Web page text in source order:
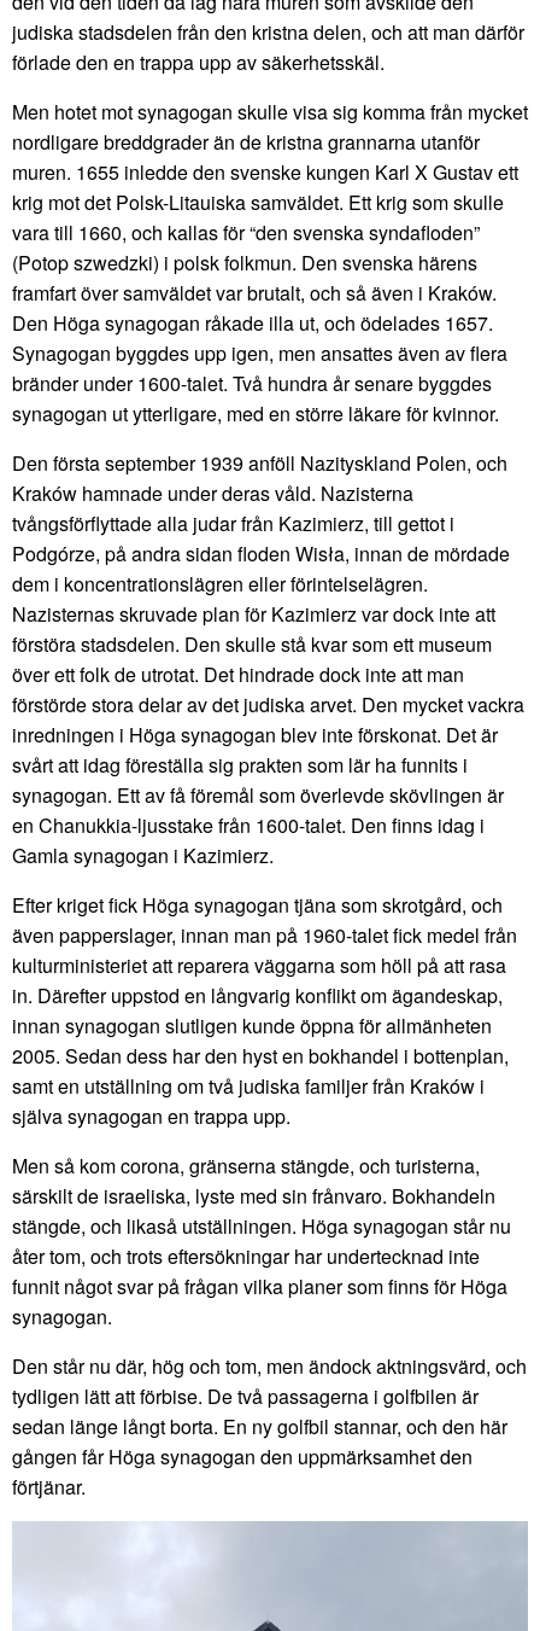
judiska stadsdelen från den kristna delen, och att man därför
förlade den en trappa upp av säkerhetsskäl.
Men hotet mot synagogan skulle visa sig komma från mycket
nordligare breddgrader än de kristna grannarna utanför
muren. 1655 inledde den svenske kungen Karl X Gustav ett
krig mot det Polsk-Litauiska samväldet. Ett krig som skulle
vara till 1660, och kallas för “den svenska syndafloden”
(Potop szwedzki) i polsk folkmun. Den svenska härens
framfart över samväldet var brutalt, och så även i Kraków.
Den Höga synagogan råkade illa ut, och ödelades 1657.
Synagogan byggdes upp igen, men ansattes även av flera
bränder under 1600-talet. Två hundra år senare byggdes
synagogan ut ytterligare, med en större läkare för kvinnor.
Den första september 1939 anföll Nazityskland Polen, och
Kraków hamnade under deras våld. Nazisterna
tvångsförflyttade alla judar från Kazimierz, till gettot i
Podgórze, på andra sidan floden Wisła, innan de mördade
dem i koncentrationslägren eller förintelselägren.
Nazisternas skruvade plan för Kazimierz var dock inte att
förstöra stadsdelen. Den skulle stå kvar som ett museum
över ett folk de utrotat. Det hindrade dock inte att man
förstörde stora delar av det judiska arvet. Den mycket vackra
inredningen i Höga synagogan blev inte förskonat. Det är
svårt att idag föreställa sig prakten som lär ha funnits i
synagogan. Ett av få föremål som överlevde skövlingen är
en Chanukkia-ljusstake från 1600-talet. Den finns idag i
Gamla synagogan i Kazimierz.
Efter kriget fick Höga synagogan tjäna som skrotgård, och
även papperslager, innan man på 1960-talet fick medel från
kulturministeriet att reparera väggarna som höll på att rasa
in. Därefter uppstod en långvarig konflikt om ägandeskap,
innan synagogan slutligen kunde öppna för allmänheten
2005. Sedan dess har den hyst en bokhandel i bottenplan,
samt en utställning om två judiska familjer från Kraków i
själva synagogan en trappa upp.
Men så kom corona, gränserna stängde, och turisterna,
särskilt de israeliska, lyste med sin frånvaro. Bokhandeln
stängde, och likaså utställningen. Höga synagogan står nu
åter tom, och trots eftersökningar har undertecknad inte
funnit något svar på frågan vilka planer som finns för Höga
synagogan.
Den står nu där, hög och tom, men ändock aktningsvärd, och
tydligen lätt att förbise. De två passagerna i golfbilen är
sedan länge långt borta. En ny golfbil stannar, och den här
gången får Höga synagogan den uppmärksamhet den
förtjänar.